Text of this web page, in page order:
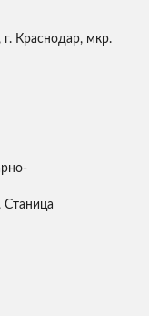
Краснодар, мкр.
Станица